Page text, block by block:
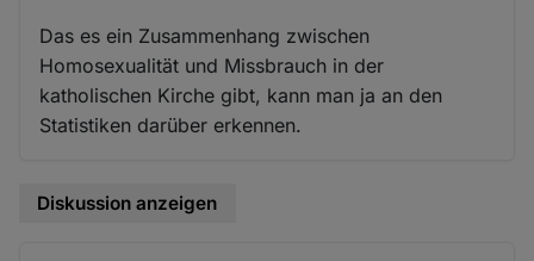
Das es ein Zusammenhang zwischen
Homosexualität und Missbrauch in der
katholischen Kirche gibt, kann man ja an den
Statistiken darüber erkennen.
Diskussion anzeigen